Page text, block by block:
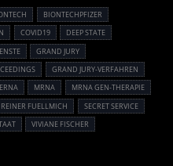
BIONTECHPFIZER
COVID19
DEEP STATE
GRAND JURY
GRAND JURY-VERFAHREN
MRNA
MRNA GEN-THERAPIE
REINER FUELLMICH
SECRET SERVICE
VIVIANE FISCHER